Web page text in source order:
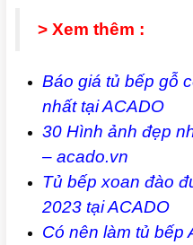
> Xem thêm :
Báo giá tủ bếp gỗ
nhất tại ACADO
30 Hình ảnh đẹp
– acado.vn
Tủ bếp xoan đào
2023 tại ACADO
Có nên làm tủ bếp